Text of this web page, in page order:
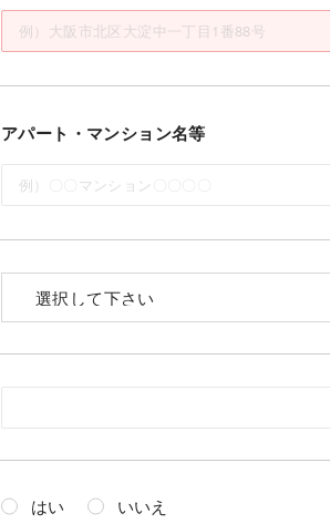
アパート・マンション名等
はい いいえ